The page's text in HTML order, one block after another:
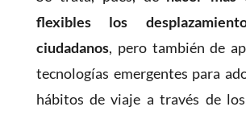
flexibles los
ciudadanos, pero también de
tecnologías emergentes para
hábitos de viaje a través de